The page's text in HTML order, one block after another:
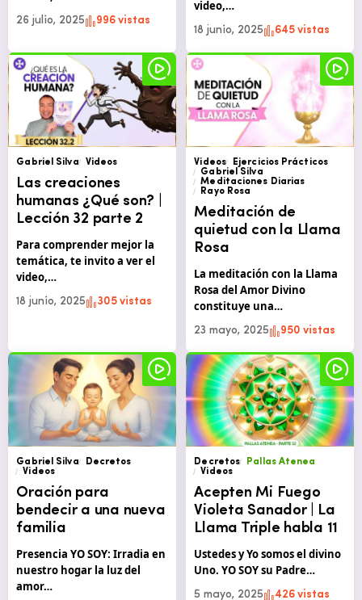
26 julio, 2025 996 vistas
video,…
18 junio, 2025 645 vistas
Gabriel Silva Videos
Las creaciones
humanas ¿Qué son? |
Lección 32 parte 2
Para comprender mejor la
temática, te invito a ver el
video,…
18 junio, 2025 305 vistas
Videos
Ejercicios Prácticos
Gabriel Silva
Meditaciones Diarias
Rayo Rosa
Meditación de
quietud con la Llama
Rosa
La meditación con la Llama
Rosa del Amor Divino
constituye una…
23 mayo, 2025 950 vistas
Gabriel Silva
Decretos
Videos
Oración para
bendecir a una nueva
familia
Presencia YO SOY: Irradia en
nuestro hogar la luz del
amor…
Decretos
Pallas Atenea
Videos
Acepten Mi Fuego
Violeta Sanador | La
Llama Triple habla 11
Ustedes y Yo somos el divino
Uno. YO SOY su Padre…
5 mayo, 2025 426 vistas